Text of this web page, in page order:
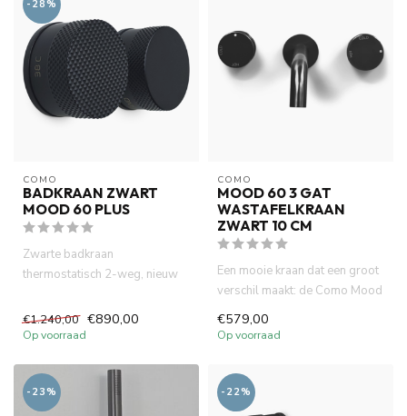
-28%
COMO
BADKRAAN ZWART
MOOD 60 PLUS
Zwarte badkraan
thermostatisch 2-weg, nieuw
MOOD...
€1.240,00 €890,00
Op voorraad
COMO
MOOD 60 3 GAT
WASTAFELKRAAN
ZWART 10 CM
Een mooie kraan dat een groot
verschil maakt: de Como Mood
€579,00
Op voorraad
-23% -22%